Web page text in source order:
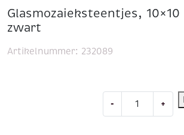
Glasmozaieksteentjes,
zwart
- +
Artikelnummer: 232089